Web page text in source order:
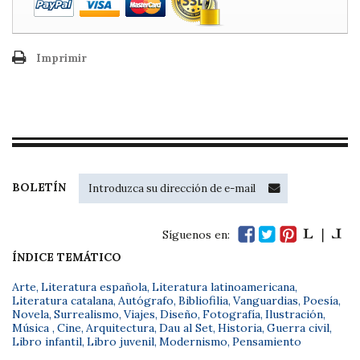
Imprimir
BOLETÍN
Síguenos en:
ÍNDICE TEMÁTICO
Arte, Literatura española, Literatura latinoamericana,
Literatura catalana, Autógrafo, Bibliofilia, Vanguardias, Poesía,
Novela, Surrealismo, Viajes, Diseño, Fotografía, Ilustración,
Música , Cine, Arquitectura, Dau al Set, Historia, Guerra civil,
Libro infantil, Libro juvenil, Modernismo, Pensamiento